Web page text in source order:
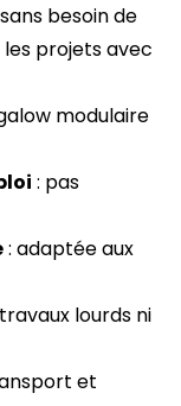
besoin de
projets avec
modulaire
: pas
: adaptée aux
lourds ni
et